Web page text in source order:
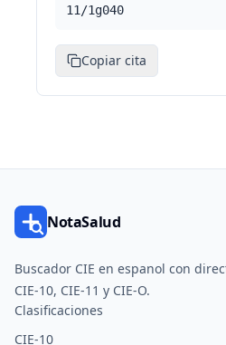
11/1g040
Copiar cita
NotaSalud
Buscador CIE en espanol con
CIE-10, CIE-11 y CIE-O.
Clasificaciones
CIE-10